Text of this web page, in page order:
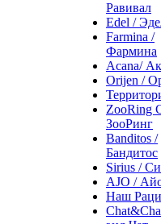
Равивал
Edel /
Farmina /
Фармина
Acana/
Orijen /
ZooRing
ЗооРинг
Banditos /
Бандитос
Sirius /
AJO /
Наш